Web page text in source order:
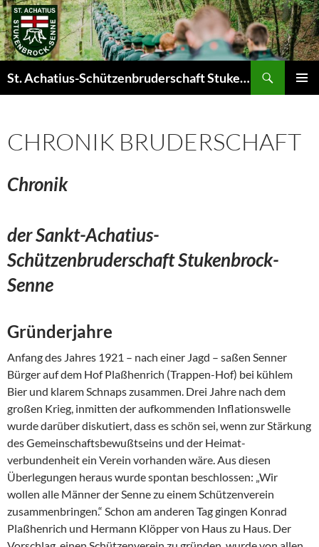
Zum
Inhalt
springen
St. Achatius-Schützenbruderschaft Stukenbrock-Senne e.V.
CHRONIK BRUDERSCHAFT
Chronik
der Sankt-Achatius-
SchützenbruderschaftStukenbrock-
Senne
Gründerjahre
Anfang des Jahres 1921 – nach einer Jagd – saßen Senner
Bürger auf dem Hof Plaßhenrich (Trappen-Hof) bei kühlem
Bier und klarem Schnaps zusammen. Drei Jahre nach dem
großen Krieg, inmitten der aufkom­menden Inflationswelle
wurde darüber diskutiert, dass es schön sei, wenn zur Stärkung
des Gemeinschaftsbewußtseins und der Heimat­
verbundenheit ein Verein vorhanden wäre. Aus diesen
Überlegungen heraus wurde spontan beschlossen: „Wir
wollen alle Männer der Senne zu einem Schützenverein
zusammenbringen.“ Schon am anderen Tag gingen Konrad
Plaßhenrich und Hermann Klöpper von Haus zu Haus. Der